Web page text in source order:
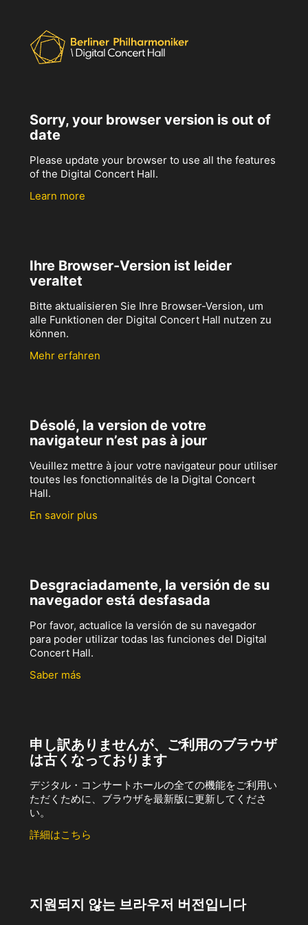
Sorry, your browser version is out of
date
Please update your browser to use all the features
of the Digital Concert Hall.
Learn more
Ihre Browser-Version ist leider
veraltet
Bitte aktualisieren Sie Ihre Browser-Version, um
alle Funktionen der Digital Concert Hall nutzen zu
können.
Mehr erfahren
Désolé, la version de votre
navigateur n’est pas à jour
Veuillez mettre à jour votre navigateur pour utiliser
toutes les fonctionnalités de la Digital Concert
Hall.
En savoir plus
Desgraciadamente, la versión de su
navegador está desfasada
Por favor, actualice la versión de su navegador
para poder utilizar todas las funciones del Digital
Concert Hall.
Saber más
申し訳ありませんが、ご利用のブラウザ
は古くなっております
デジタル・コンサートホールの全ての機能をご利用い
ただくために、ブラウザを最新版に更新してくださ
い。
詳細はこちら
지원되지 않는 브라우저 버전입니다